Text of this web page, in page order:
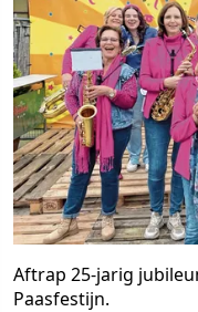
Aftrap 25-jarig
Paasfestijn.